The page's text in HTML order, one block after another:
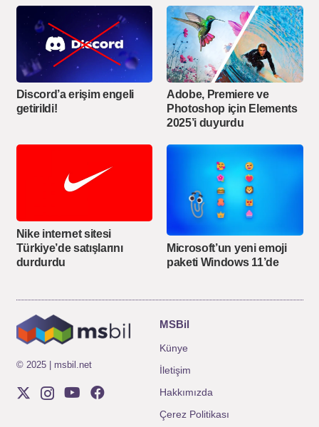
Discord’a erişim engeli
getirildi!
Adobe, Premiere ve
Photoshop için Elements
2025’i duyurdu
Nike internet sitesi
Türkiye’de satışlarını
durdurdu
Microsoft’un yeni emoji
paketi Windows 11’de
© 2025 | msbil.net
MSBil
Künye
İletişim
Hakkımızda
Çerez Politikası